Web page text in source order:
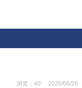
浏览：40 2026/06/26